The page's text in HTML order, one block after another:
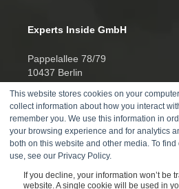
This website stores cookies on your
collect information about how you interact
remember you. We use this information in
your browsing experience and for analytics
both on this website and other media. To
use, see our Privacy Policy.
If you decline, your information won’t be
website. A single cookie will be used in
Experts Inside GmbH
Pappelallee 78/79
10437 Berlin
HRB 277388
UID DE457701178
Telefon:
+4930520014270